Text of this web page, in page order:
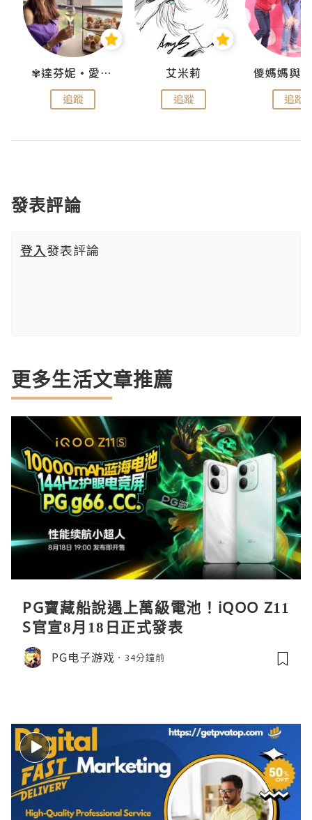
✾達芬妮•愛孩子•愛生活✾
追蹤
艾米莉
追蹤 追蹤
發表評論
登入發表評論
更多生活文章推薦
PG寶藏船說遇上萬級電池！iQOO Z11
S官宣8月18日正式發表
PG电子游戏 34分鐘前